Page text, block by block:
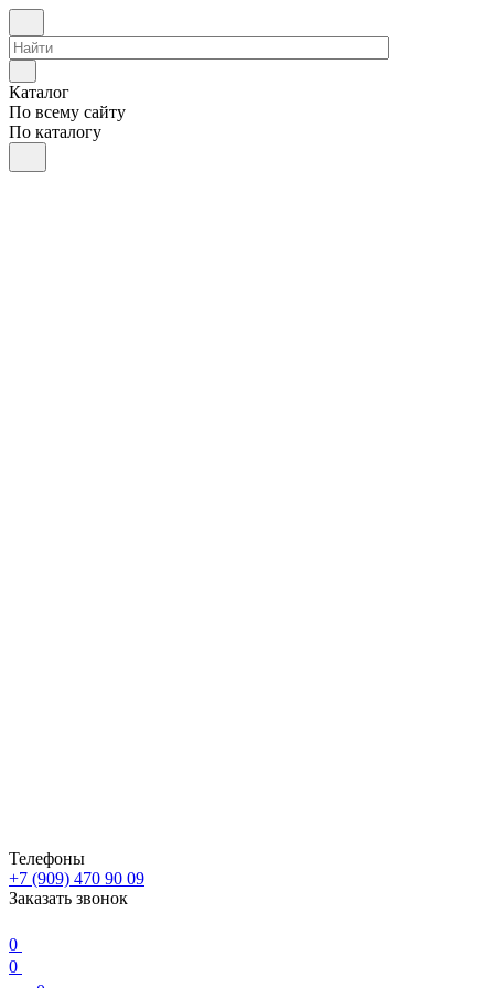
Каталог
По всему сайту
По каталогу
Телефоны
+7 (909) 470 90 09
Заказать звонок
0
0